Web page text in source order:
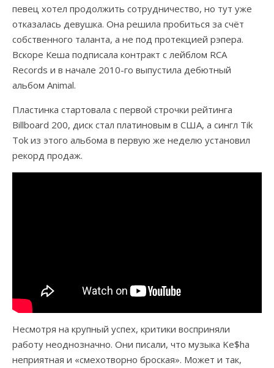
певец хотел продолжить сотрудничество, но тут уже
отказалась девушка. Она решила пробиться за счёт
собственного таланта, а не под протекцией рэпера.
Вскоре Кеша подписала контракт с лейблом RCA
Records и в начале 2010-го выпустила дебютный
альбом Animal.
Пластинка стартовала с первой строчки рейтинга
Billboard 200, диск стал платиновым в США, а сингл Tik
Tok из этого альбома в первую же неделю установил
рекорд продаж.
Несмотря на крупный успех, критики восприняли
работу неоднозначно. Они писали, что музыка Ke$ha
неприятная и «смехотворно броская». Может и так,